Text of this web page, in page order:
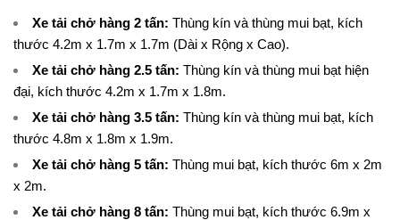
Xe tải chở hàng 2 tấn: Thùng kín và thùng mui bạt, kích
thước 4.2m x 1.7m x 1.7m (Dài x Rộng x Cao).
Xe tải chở hàng 2.5 tấn: Thùng kín và thùng mui bạt hiện
đại, kích thước 4.2m x 1.7m x 1.8m.
Xe tải chở hàng 3.5 tấn: Thùng kín và thùng mui bạt, kích
thước 4.8m x 1.8m x 1.9m.
Xe tải chở hàng 5 tấn: Thùng mui bạt, kích thước 6m x 2m
x 2m.
Xe tải chở hàng 8 tấn: Thùng mui bạt, kích thước 6.9m x